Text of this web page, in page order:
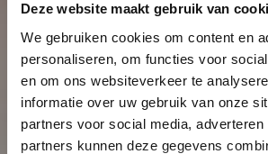
Deze website maakt gebruik van
We gebruiken cookies om content en
personaliseren, om functies voor
en om ons websiteverkeer te
informatie over uw gebruik van onze
partners voor social media,
partners kunnen deze gegevens